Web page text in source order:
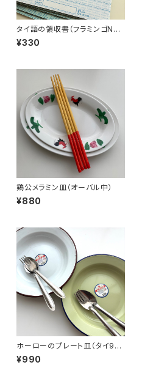
タイ語の領収書（フラミンゴNo.
2）
¥330
鶏公メラミン皿（オーバル中）
¥880
ホーローのプレート皿（タイ90
年代製デッドストック）
¥990